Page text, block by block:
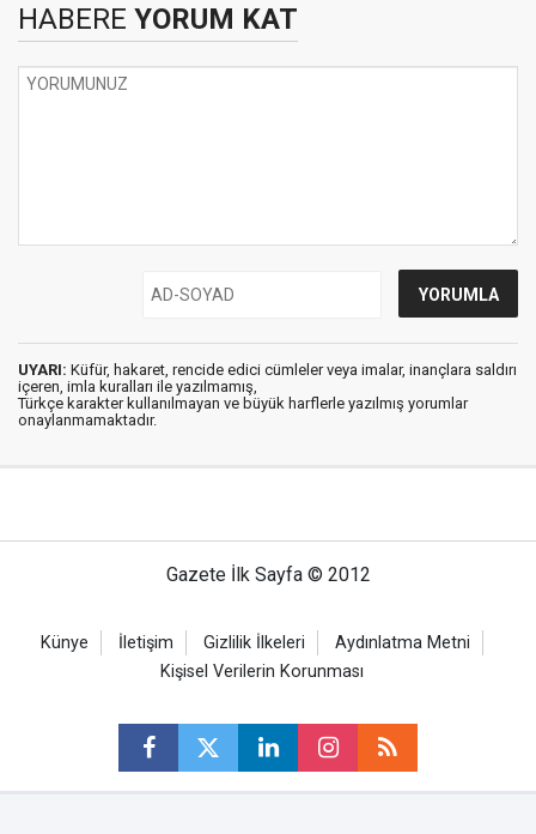
HABERE YORUM KAT
UYARI: Küfür, hakaret, rencide edici cümleler veya imalar, inançlara saldırı
içeren, imla kuralları ile yazılmamış,
Türkçe karakter kullanılmayan ve büyük harflerle yazılmış yorumlar
onaylanmamaktadır.
Gazete İlk Sayfa © 2012
Künye İletişim Gizlilik İlkeleri
Aydınlatma Metni
Kişisel Verilerin Korunması